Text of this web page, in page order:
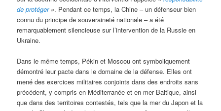
de protéger ». Pendant ce temps, la Chine – un défenseur bien
connu du principe de souveraineté nationale – a été
remarquablement silencieuse sur l’intervention de la Russie en
Ukraine.
Dans le même temps, Pékin et Moscou ont symboliquement
démontré leur pacte dans le domaine de la défense. Elles ont
mené des exercices militaires conjoints dans des endroits sans
précédent, y compris en Méditerranée et en mer Baltique, ainsi
que dans des territoires contestés, tels que la mer du Japon et la